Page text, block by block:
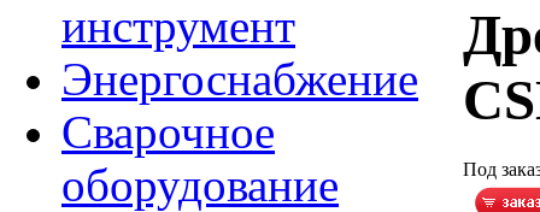
инструмент
Энергоснабжение
Сварочное
оборудование
Под